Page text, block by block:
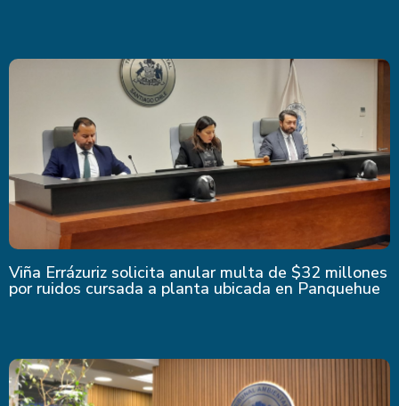
Viña Errázuriz solicita anular multa de $32 millones
por ruidos cursada a planta ubicada en Panquehue